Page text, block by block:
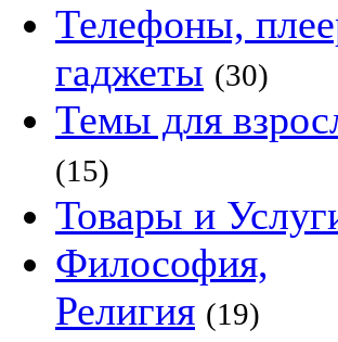
Телефоны,
гаджеты (30)
Темы для
(15)
Товары и
Философия,
Религия (19)